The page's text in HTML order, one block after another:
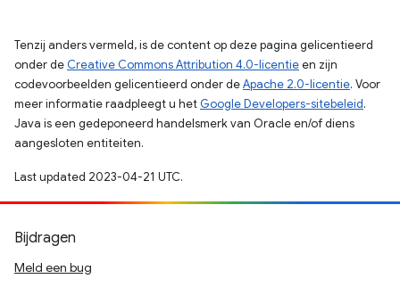
Tenzij anders vermeld, is de content op deze pagina gelicentieerd
onder de Creative Commons Attribution 4.0-licentieen zijn
codevoorbeelden gelicentieerd onder deApache 2.0-licentie. Voor
meer informatie raadpleegt u het Google Developers-sitebeleid.
Java is een gedeponeerd handelsmerk van Oracle en/of diens
aangesloten entiteiten.
Last updated 2023-04-21 UTC.
Bijdragen
Meld een bug